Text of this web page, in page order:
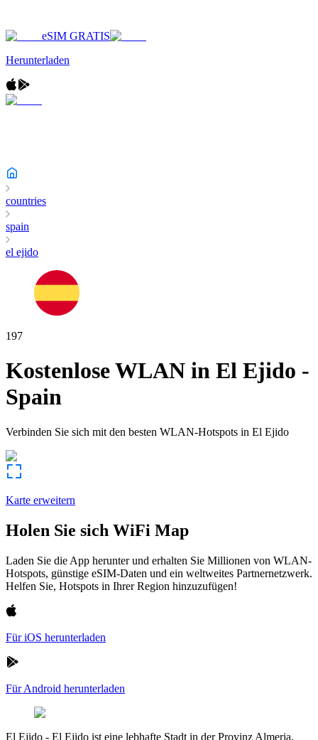
eSIM GRATIS
Herunterladen
countries
spain
el ejido
197
Kostenlose WLAN in El Ejido -
Spain
Verbinden Sie sich mit den besten WLAN-Hotspots in El Ejido
Karte erweitern
Holen Sie sich WiFi Map
Laden Sie die App herunter und erhalten Sie Millionen von WLAN-
Hotspots, günstige eSIM-Daten und ein weltweites Partnernetzwerk.
Helfen Sie, Hotspots in Ihrer Region hinzuzufügen!
Für iOS herunterladen
Für Android herunterladen
El Ejido - El Ejido ist eine lebhafte Stadt in der Provinz Almeria,